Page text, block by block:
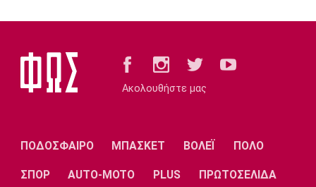
Παγκόσμιο Πρωτάθλημα Κωπηλασίας
Εφήβων-Νεανίδων: Χρυσό μετάλλιο ο
EuroLeague
του Παπαγιάννη
Ακολουθήστε μας
ΠΟΔΟΣΦΑΙΡΟ ΜΠΑΣΚΕΤ ΒΟΛΕΪ ΠΟΛΟ
ΣΠΟΡ AUTO-MOTO PLUS ΠΡΩΤΟΣΕΛΙΔΑ